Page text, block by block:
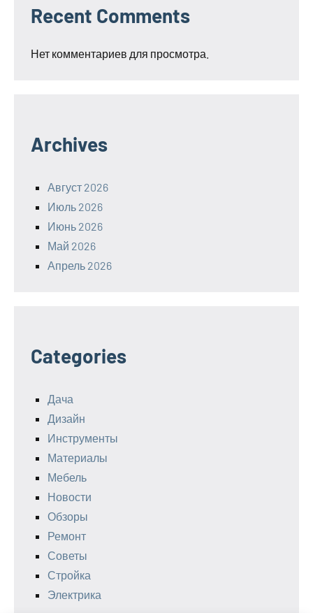
Recent Comments
Нет комментариев для просмотра.
Archives
Август 2026
Июль 2026
Июнь 2026
Май 2026
Апрель 2026
Categories
Дача
Дизайн
Инструменты
Материалы
Мебель
Новости
Обзоры
Ремонт
Советы
Стройка
Электрика